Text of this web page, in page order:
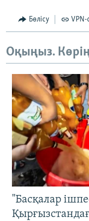
Бөлісу VPN-
Оқыңыз.
"Басқалар